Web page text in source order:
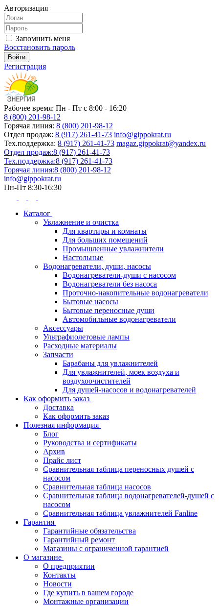
Авторизация
Запомнить меня
Восстановить пароль
Регистрация
Рабочее время: Пн - Пт с 8:00 - 16:20
8 (800) 201-98-12
Горячая линия: 8 (800) 201-98-12
Отдел продаж: 8 (917) 261-41-73 info@gippokrat.ru
Тех.поддержка: 8 (917) 261-41-73 magaz.gippokrat@yandex.ru
Отдел продаж:8 (917) 261-41-73
Тех.поддержка:8 (917) 261-41-73
Горячая линия:8 (800) 201-98-12
info@gippokrat.ru
Пн-Пт 8:30-16:30
Каталог
Увлажнение и очистка
Для квартиры и комнаты
Для больших помещений
Промышленные увлажнители
Настольные
Водонагреватели, души, насосы
Водонагреватели-души с насосом
Водонагреватели без насоса
Проточно-накопительные водонагреватели
Бытовые насосы
Бытовые переносные души
Автомобильные водонагреватели
Аксессуары
Ультрафиолетовые лампы
Расходные материалы
Запчасти
Барабаны для увлажнителей
Для увлажнителей, моек воздуха и
воздухоочистителей
Для душей-насосов и водонагревателей
Как оформить заказ
Доставка
Как оформить заказ
Полезная информация
Блог
Руководства и сертификаты
Архив
Прайс лист
Сравнительная таблица переносных душей с
насосом
Сравнительная таблица насосов
Сравнительная таблица водонагревателей-душей с
насосом
Сравнительная таблица увлажнителей Fanline
Гарантия
Гарантийные обязательства
Гарантийный ремонт
Магазины с ограниченной гарантией
О магазине
О предприятии
Контакты
Новости
Где купить в вашем городе
Монтажные организации